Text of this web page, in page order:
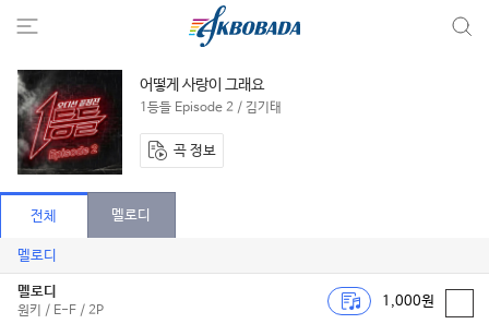
어떻게 사랑이 그래요
1등들 Episode 2 / 김기태
곡 정보
전체 멜로디
멜로디
멜로디
원키 / E-F / 2P
1,000원